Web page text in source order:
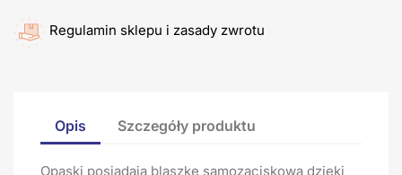
Regulamin sklepu i zasady zwrotu
Opis Szczegóły produktu
Opaski posiadają blaszkę samozaciskową dzięki